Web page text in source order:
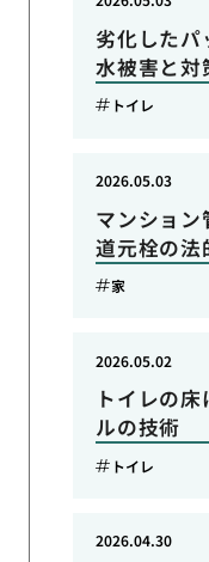
劣化した
水被害と対
トイレ
マンショ
道元栓の法
2026.05.03
家
トイレの
ルの技術
2026.05.02
トイレ
2026.04.30